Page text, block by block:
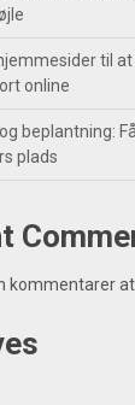
til
online
beplantning:
plads
kommentarer at